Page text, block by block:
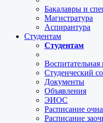
Бакалавры и
Магистратура
Аспирантура
Студентам
Студентам
Воспитательная
Студенческий
Документы
Объявления
ЭИОС
Расписание
Расписание